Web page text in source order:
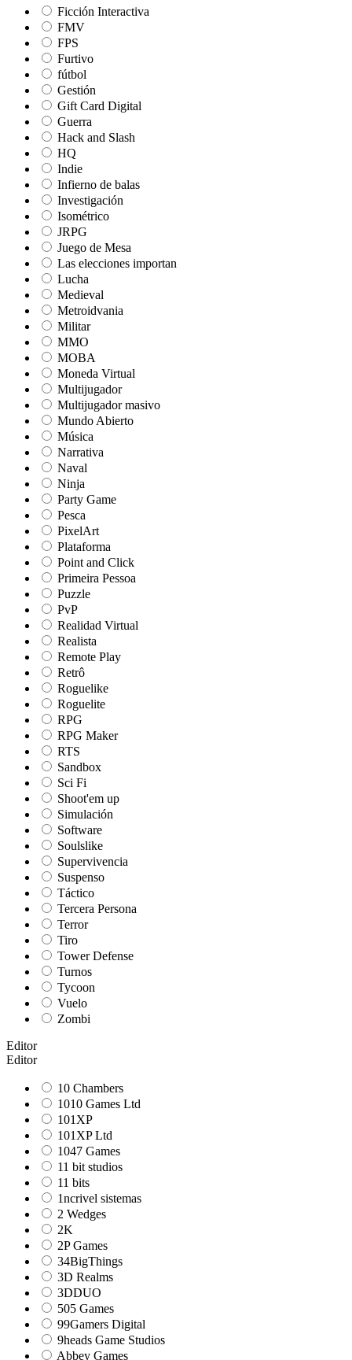
Ficción Interactiva
FMV
FPS
Furtivo
fútbol
Gestión
Gift Card Digital
Guerra
Hack and Slash
HQ
Indie
Infierno de balas
Investigación
Isométrico
JRPG
Juego de Mesa
Las elecciones importan
Lucha
Medieval
Metroidvania
Militar
MMO
MOBA
Moneda Virtual
Multijugador
Multijugador masivo
Mundo Abierto
Música
Narrativa
Naval
Ninja
Party Game
Pesca
PixelArt
Plataforma
Point and Click
Primeira Pessoa
Puzzle
PvP
Realidad Virtual
Realista
Remote Play
Retrô
Roguelike
Roguelite
RPG
RPG Maker
RTS
Sandbox
Sci Fi
Shoot'em up
Simulación
Software
Soulslike
Supervivencia
Suspenso
Táctico
Tercera Persona
Terror
Tiro
Tower Defense
Turnos
Tycoon
Vuelo
Zombi
Editor
Editor
10 Chambers
1010 Games Ltd
101XP
101XP Ltd
1047 Games
11 bit studios
11 bits
1ncrivel sistemas
2 Wedges
2K
2P Games
34BigThings
3D Realms
3DDUO
505 Games
99Gamers Digital
9heads Game Studios
Abbey Games